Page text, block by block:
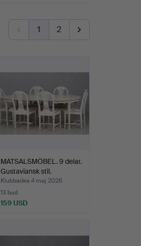
1 2
MATSALSMÖBEL. 9 delar.
Gustaviansk stil.
Klubbades 4 maj 2026
13 bud
159 USD